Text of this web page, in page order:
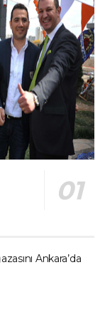
Ankara’da